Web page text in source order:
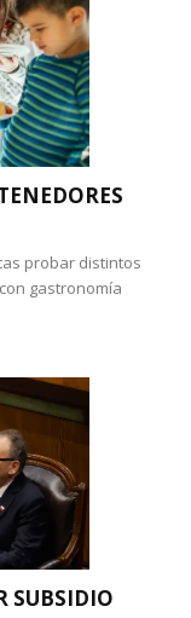
probar distintos
gastronomía
SUBSIDIO